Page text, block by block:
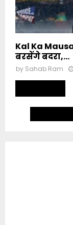
Kal Ka
बरसेंगे बदरा,...
by Sahab Ram